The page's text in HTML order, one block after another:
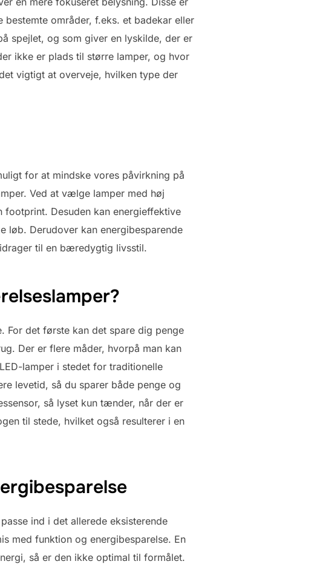
områder, f.eks. et badekar eller
spejlet, og som giver en lyskilde, der er
ikke er plads til større lamper, og hvor
vigtigt at overveje, hvilken type der
for at mindske vores påvirkning på
Ved at vælge lamper med høj
Desuden kan energieffektive
løb. Derudover kan energibesparende
til en bæredygtig livsstil.
For det første kan det spare dig penge
Der er flere måder, hvorpå man kan
lamper i stedet for traditionelle
levetid, så du sparer både penge og
så lyset kun tænder, når der er
til stede, hvilket også resulterer i en
ind i det allerede eksisterende
med funktion og energibesparelse. En
så er den ikke optimal til formålet.